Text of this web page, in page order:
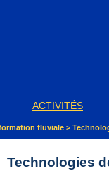
ACTIVITÉS
fluviale >
Technologies